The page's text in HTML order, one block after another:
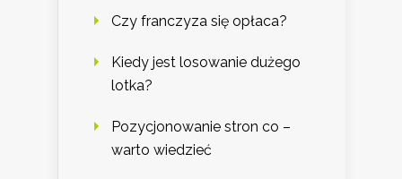
Czy franczyza się opłaca?
Kiedy jest losowanie dużego
lotka?
Pozycjonowanie stron co –
warto wiedzieć